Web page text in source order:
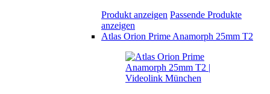
Produkt anzeigen Passende Produkte
anzeigen
Atlas Orion Prime Anamorph 25mm T2